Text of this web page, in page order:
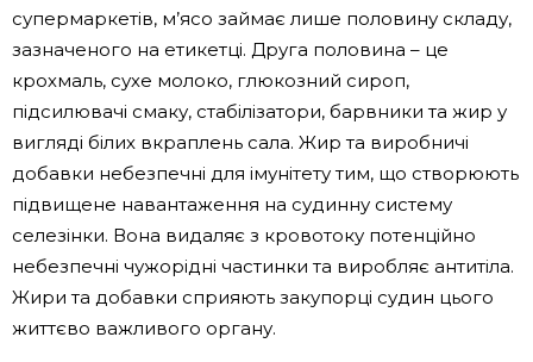
супермаркетів, м’ясо займає лише половину складу,
зазначеного на етикетці. Друга половина – це
крохмаль, сухе молоко, глюкозний сироп,
підсилювачі смаку, стабілізатори, барвники та жир у
вигляді білих вкраплень сала. Жир та виробничі
добавки небезпечні для імунітету тим, що створюють
підвищене навантаження на судинну систему
селезінки. Вона видаляє з кровотоку потенційно
небезпечні чужорідні частинки та виробляє антитіла.
Жири та добавки сприяють закупорці судин цього
життєво важливого органу.